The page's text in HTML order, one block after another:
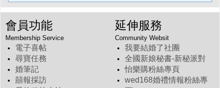
會員功能
Membership Service
電子喜帖
尋寶任務
婚筆記
囍報採訪
延伸服務
Community Websit
我要結婚了社團
全國新娘秘書-新秘派對
怡樂購粉絲專頁
wed168婚禮情報粉絲專